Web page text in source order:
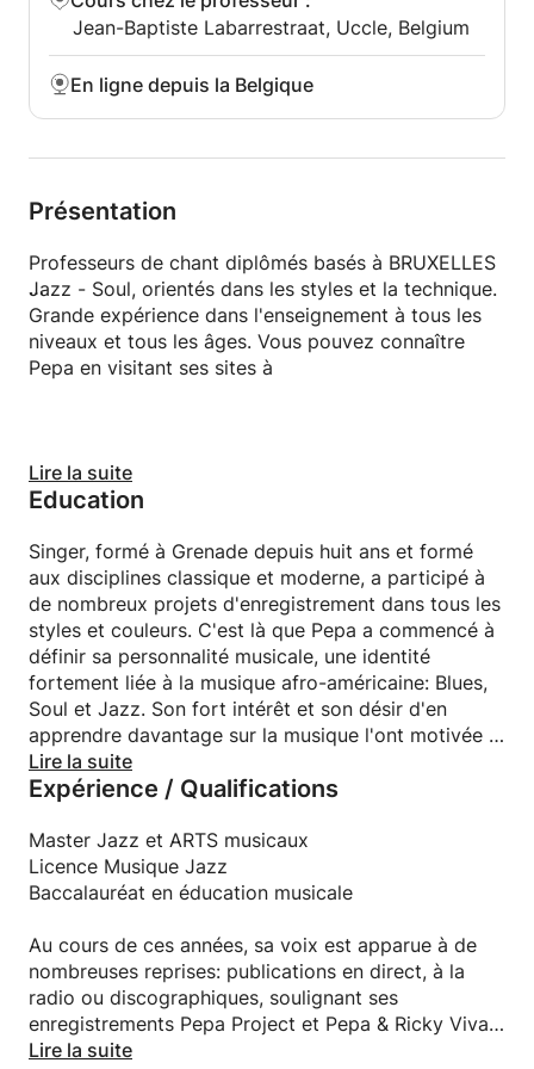
- RYTHME
- COMPRENDRE LA FAÇON DONT LES
RESONATEURS PARTICIPENT À LA QUALITÉ DE
VOS PERFORMANCES DE CHANSON
- APPRENEZ À UTILISER VOTRE VOIX
CORRECTEMENT POUR UNE VIE VOCALE LONGUE
ET SAINE.
- EXERCICES BASÉS SUR VOTRE STYLE CHANT
- IMPROVISATION
Jean-Baptiste Labarrestraat, Uccle, Belgium
En ligne depuis la Belgique
Présentation
Professeurs de chant diplômés basés à BRUXELLES
Jazz - Soul, orientés dans les styles et la technique.
Grande expérience dans l'enseignement à tous les
niveaux et tous les âges. Vous pouvez connaître
Pepa en visitant ses sites à
«Chaque personne a un voyage et une mission dans
sa vie individuelle et unique. Mon premier objectif
parcours de chant une expérience passionnante. Les
rythmes africains, le gospel, le jazz et le groove
sont mes éléments les plus inspirants et
l’enseignement m’a permis de partager la façon dont
j’ai appris tout ce que je savais, ce qui fonctionnait
le mieux et ce qui ne fonctionne pas et surtout,
l’enseignement m’a permis d’apprendre de cette
belle de tous ceux que j'ai rencontrés
Pepa
Les sujets:
- CONNAÎTRE VOTRE INSTRUMENT
- AMELIORATION DE PITCH
- DÉVELOPPEMENT DE VOTRE VOIX INTÉRIEURE ET
DE L'AUDITION INTÉRIEURE
Lire la suite
Education
Singer, formé à Grenade depuis huit ans et formé
aux disciplines classique et moderne, a participé à
de nombreux projets d'enregistrement dans tous les
styles et couleurs. C'est là que Pepa a commencé à
définir sa personnalité musicale, une identité
fortement liée à la musique afro-américaine: Blues,
Soul et Jazz. Son fort intérêt et son désir d'en
apprendre davantage sur la musique l'ont motivée à
aller à Cuba, où elle a appris à connaître Trova,
Feeling et le fils cubain. Elle a participé avec le
et le Cuervo (Le Renard et le Corbeau) à La Havane.
Plus tard, elle a déménagé à Londres pendant sept
ans, où Della Rods, Cerys Hogg et Clare Foster l'ont
vocale. Pepa a également participé à plusieurs
ateliers et cours dirigés par le London Community
Gospel Choir. En outre, elle a participé au projet
d'enregistrement du pianiste Jonathan Idiagbonya
aux studios BBC Maida Vale.
Lire la suite
Expérience / Qualifications
Master Jazz et ARTS musicaux
Licence Musique Jazz
Baccalauréat en éducation musicale
Au cours de ces années, sa voix est apparue à de
nombreuses reprises: publications en direct, à la
radio ou discographiques, soulignant ses
enregistrements Pepa Project et Pepa & Ricky Vivar
en 2010 sous les labels El Pescador et EMI España.
Lire la suite